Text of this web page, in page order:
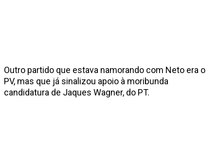
Outro partido que estava namorando com Neto era o
PV, mas que já sinalizou apoio à moribunda
candidatura de Jaques Wagner, do PT.